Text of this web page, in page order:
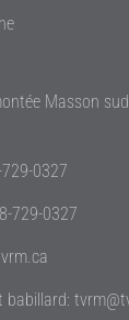
Masson
0327
729-0327
babillard: